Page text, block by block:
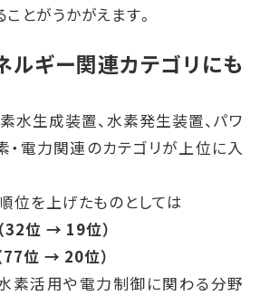
とがうかがえます。
ルギー関連カテゴリにも
水生成装置、水素発生装置、パワ
・電力関連のカテゴリが上位に入
位を上げたものとしては
32位 → 19位）
77位 → 20位）
素活用や電力制御に関わる分野